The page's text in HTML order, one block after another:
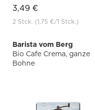
3,49 €
2 Stck. (1,75 €/1 Stck.)
Barista vom Berg
Bio Cafe Crema, ganze
Bohne